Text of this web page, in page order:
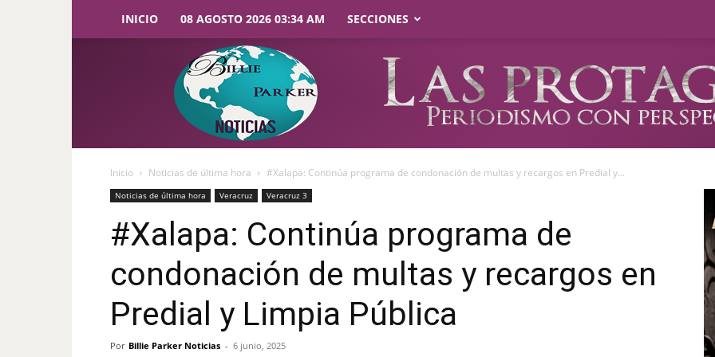
INICIO 08 AGOSTO 2026 03:34 AM SECCIONES
Parker
Noticias
Inicio Noticias de última hora #Xalapa: Continúa programa de condonación de multas y recargos en Predial y...
Noticias de última hora Veracruz Veracruz 3
#Xalapa: Continúa programa de
condonación de multas y recargos en
Predial y Limpia Pública
Por Billie Parker Noticias - 6 junio, 2025